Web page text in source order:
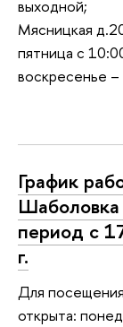
выходной;
Мясницкая
пятница с
воскресенье
График
период с
г.
Для
открыта: